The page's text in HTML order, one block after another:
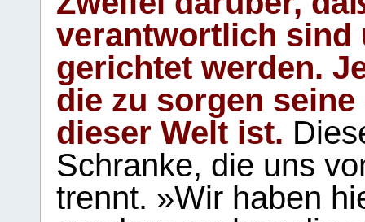
verantwortlich sind
gerichtet werden.
die zu sorgen
dieser Welt ist.
Schranke, die uns
trennt. »Wir haben